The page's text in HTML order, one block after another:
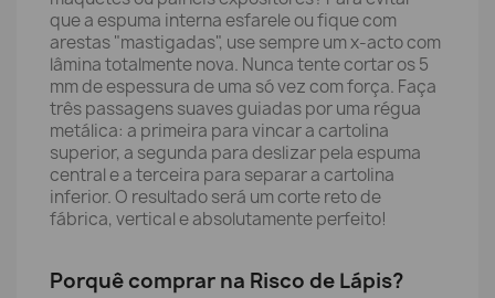
que a espuma interna esfarele ou fique com
arestas "mastigadas", use sempre um x-acto com
lâmina totalmente nova. Nunca tente cortar os 5
mm de espessura de uma só vez com força. Faça
três passagens suaves guiadas por uma régua
metálica: a primeira para vincar a cartolina
superior, a segunda para deslizar pela espuma
central e a terceira para separar a cartolina
inferior. O resultado será um corte reto de
fábrica, vertical e absolutamente perfeito!
Porquê comprar na Risco de Lápis?